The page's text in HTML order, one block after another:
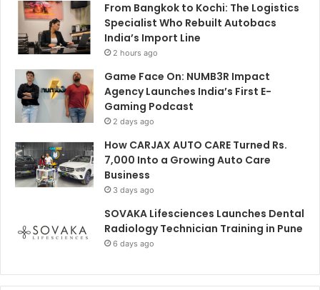
From Bangkok to Kochi: The Logistics
Specialist Who Rebuilt Autobacs
India’s Import Line
2 hours ago
Game Face On: NUMB3R Impact
Agency Launches India’s First E-
Gaming Podcast
2 days ago
How CARJAX AUTO CARE Turned Rs.
7,000 Into a Growing Auto Care
Business
3 days ago
SOVAKA Lifesciences Launches Dental
Radiology Technician Training in Pune
6 days ago